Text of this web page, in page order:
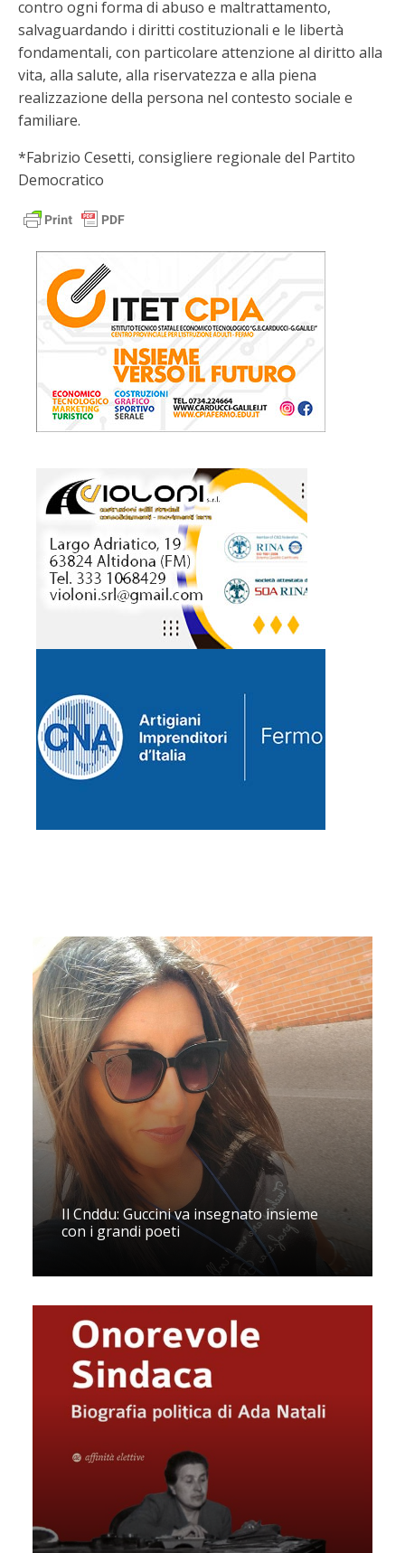
contro ogni forma di abuso e maltrattamento,
salvaguardando i diritti costituzionali e le libertà
fondamentali, con particolare attenzione al diritto alla
vita, alla salute, alla riservatezza e alla piena
realizzazione della persona nel contesto sociale e
familiare.
*Fabrizio Cesetti, consigliere regionale del Partito
Democratico
Il Cnddu: Guccini va insegnato insieme
con i grandi poeti